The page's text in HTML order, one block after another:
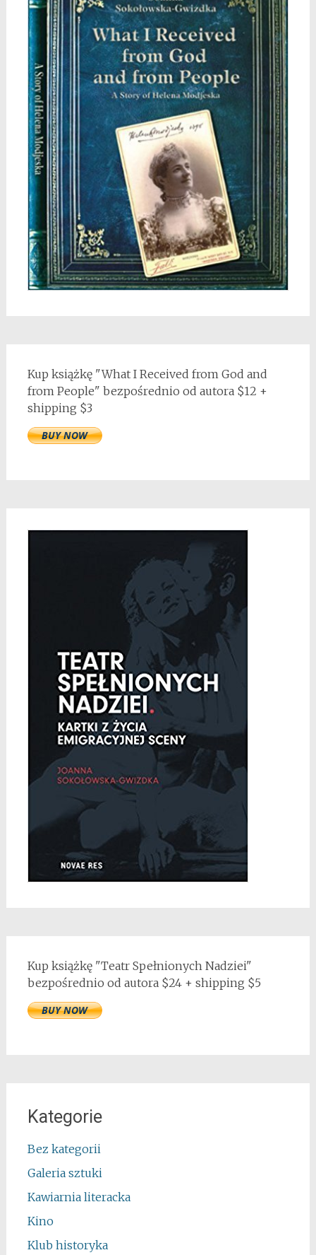
Kup książkę "What I Received from God and
from People" bezpośrednio od autora $12 +
shipping $3
Kup książkę "Teatr Spełnionych Nadziei"
bezpośrednio od autora $24 + shipping $5
Kategorie
Bez kategorii
Galeria sztuki
Kawiarnia literacka
Kino
Klub historyka